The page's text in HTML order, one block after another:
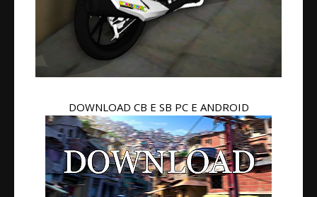
DOWNLOAD CB E SB PC E ANDROID